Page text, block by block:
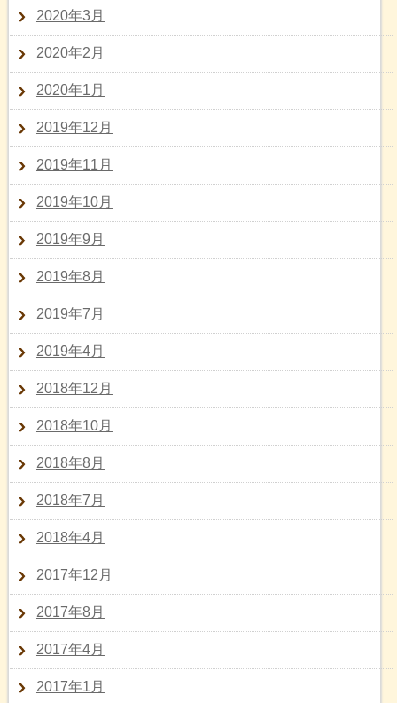
2020年3月
2020年2月
2020年1月
2019年12月
2019年11月
2019年10月
2019年9月
2019年8月
2019年7月
2019年4月
2018年12月
2018年10月
2018年8月
2018年7月
2018年4月
2017年12月
2017年8月
2017年4月
2017年1月